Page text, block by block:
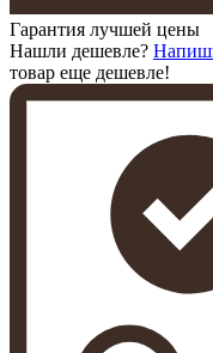
Гарантия лучшей цены
Нашли дешевле?
товар еще дешевле!